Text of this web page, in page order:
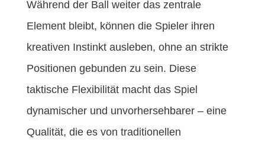
Während der Ball weiter das zentrale
Element bleibt, können die Spieler ihren
kreativen Instinkt ausleben, ohne an strikte
Positionen gebunden zu sein. Diese
taktische Flexibilität macht das Spiel
dynamischer und unvorhersehbarer – eine
Qualität, die es von traditionellen